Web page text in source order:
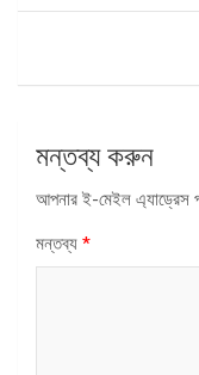
মন্তব্য করুন
আপনার ই-মেইল এ্যাড্রেস
মন্তব্য *